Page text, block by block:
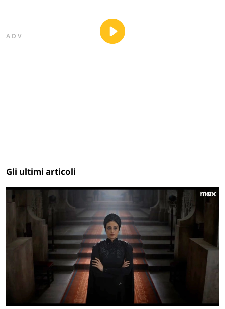
ADV
Gli ultimi articoli